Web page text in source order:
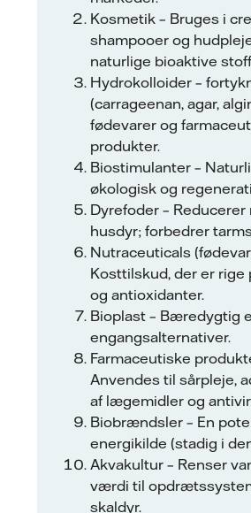
Kosmetik – Bruges i
shampooer og
naturlige bioaktive
Hydrokolloider –
(carrageenan, agar,
fødevarer og
produkter.
Biostimulanter –
økologisk og
Dyrefoder – Reducerer
husdyr; forbedrer
Nutraceuticals
Kosttilskud, der er rige
og antioxidanter.
Bioplast – Bæredygtig
engangsalternativer.
Farmaceutiske
Anvendes til sårpleje,
af lægemidler og
Biobrændsler – En
energikilde (stadig i
Akvakultur – Renser
værdi til
skaldyr.